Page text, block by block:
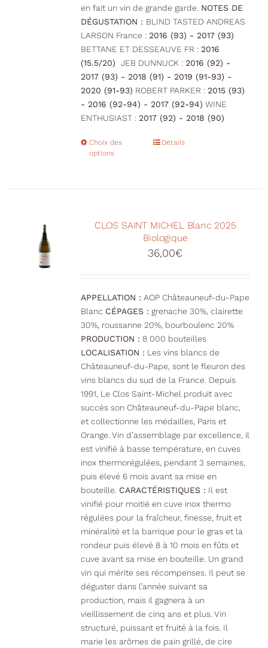
en fait un vin de grande garde. NOTES DE
DÉGUSTATION : BLIND TASTED ANDREAS
LARSON France : 2016 (93) - 2017 (93)
BETTANE ET DESSEAUVE FR : 2016
(15.5/20)
JEB DUNNUCK : 2016 (92) -
2017 (93) - 2018 (91) - 2019 (91-93) -
2020 (91-93) ROBERT PARKER : 2015 (93)
- 2016 (92-94) - 2017 (92-94) WINE
ENTHUSIAST : 2017 (92) - 2018 (90)
Choix des
options
Ce
options
peuvent
être
la
page
du
produit
Détails
CLOS SAINT MICHEL Blanc 2025
Biologique
36,00€
APPELLATION : AOP Châteauneuf-du-Pape
Blanc CÉPAGES : grenache 30%, clairette
30%, roussanne 20%, bourboulenc 20%
PRODUCTION : 8 000 bouteilles
LOCALISATION : Les vins blancs de
Châteauneuf-du-Pape, sont le fleuron des
vins blancs du sud de la France. Depuis
1991, Le Clos Saint-Michel produit avec
succès son Châteauneuf-du-Pape blanc,
et collectionne les médailles, Paris et
Orange. Vin d’assemblage par excellence, il
est vinifié à basse température, en cuves
inox thermorégulées, pendant 3 semaines,
puis élevé 6 mois avant sa mise en
bouteille. CARACTÉRISTIQUES : Il est
vinifié pour moitié en cuve inox thermo
régulées pour la fraîcheur, finesse, fruit et
minéralité et la barrique pour le gras et la
rondeur puis élevé 8 à 10 mois en fûts et
cuve avant sa mise en bouteille. Un grand
vin qui mérite ses récompenses. Il peut se
déguster dans l’année suivant sa
production, mais il gagnera à un
vieillissement de cinq ans et plus. Vin
structuré, puissant et fruité à la fois. Il
marie les arômes de pain grillé, de cire